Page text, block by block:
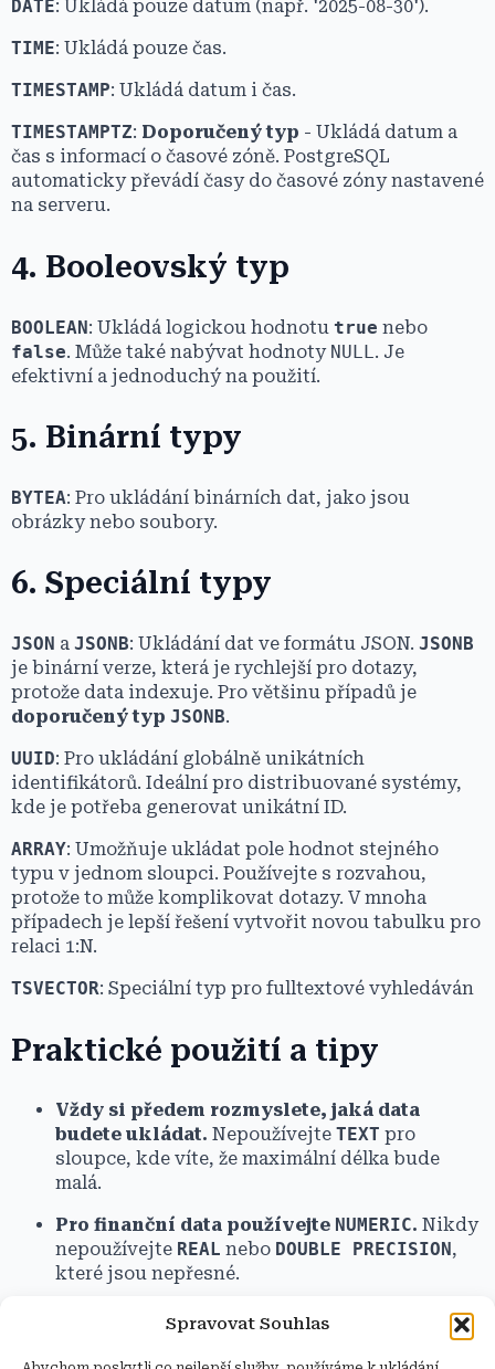
Spravovat Souhlas
DATE: Ukládá pouze datum (např. '2025-08-30').
TIME: Ukládá pouze čas.
TIMESTAMP: Ukládá datum i čas.
TIMESTAMPTZ: Doporučený typ - Ukládá datum a
čas s informací o časové zóně. PostgreSQL
automaticky převádí časy do časové zóny nastavené
na serveru.
4. Booleovský typ
BOOLEAN: Ukládá logickou hodnotu true nebo
false. Může také nabývat hodnoty NULL . Je
efektivní a jednoduchý na použití.
5. Binární typy
BYTEA: Pro ukládání binárních dat, jako jsou
obrázky nebo soubory.
6. Speciální typy
JSON a JSONB: Ukládání dat ve formátu JSON. JSONB
je binární verze, která je rychlejší pro dotazy,
protože data indexuje. Pro většinu případů je
doporučený typ JSONB.
UUID: Pro ukládání globálně unikátních
identifikátorů. Ideální pro distribuované systémy,
kde je potřeba generovat unikátní ID.
ARRAY: Umožňuje ukládat pole hodnot stejného
typu v jednom sloupci. Používejte s rozvahou,
protože to může komplikovat dotazy. V mnoha
případech je lepší řešení vytvořit novou tabulku pro
relaci 1:N.
TSVECTOR: Speciální typ pro fulltextové vyhledáván
Praktické použití a tipy
Vždy si předem rozmyslete, jaká data
budete ukládat. Nepoužívejte TEXT pro
sloupce, kde víte, že maximální délka bude
malá.
Pro finanční data používejte NUMERIC. Nikdy
nepoužívejte REAL nebo DOUBLE PRECISION ,
které jsou nepřesné.
TIMESTAMPTZpro časové údaje.
Vyhnete se tak problémům s časovými zónami
při práci s daty z různých míst.